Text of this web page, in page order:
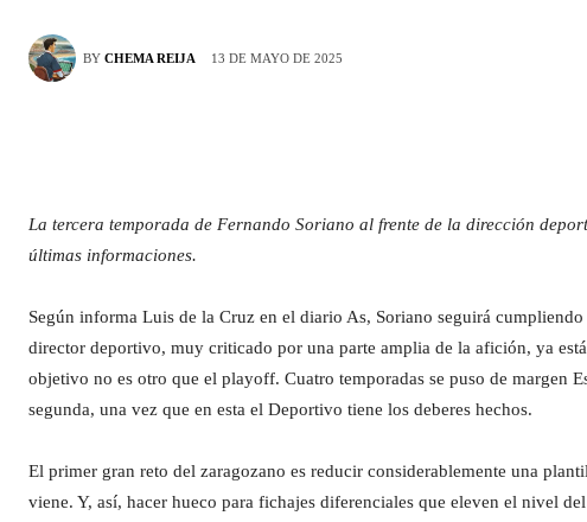
BY CHEMA REIJA 13 DE MAYO DE 2025
La tercera temporada de Fernando Soriano al frente de la dirección
últimas informaciones.
Según informa Luis de la Cruz en el diario As, Soriano seguirá
director deportivo, muy criticado por una parte amplia de la afición, ya
objetivo no es otro que el playoff. Cuatro temporadas se puso de margen
segunda, una vez que en esta el Deportivo tiene los deberes hechos.
El primer gran reto del zaragozano es reducir considerablemente una
viene. Y, así, hacer hueco para fichajes diferenciales que eleven el nivel